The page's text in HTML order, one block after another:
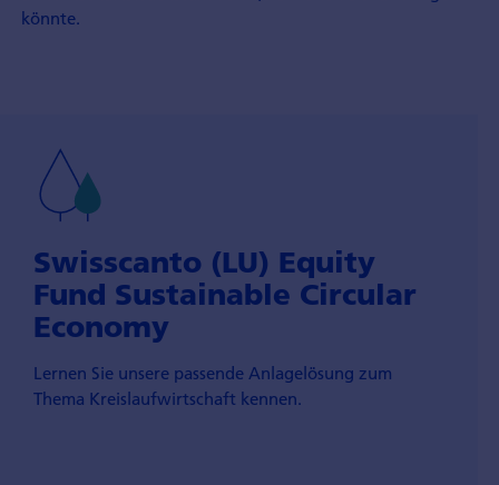
könnte.
Swisscanto (LU) Equity
Fund Sustainable Circular
Economy
Lernen Sie unsere passende Anlagelösung zum
Thema Kreislaufwirtschaft kennen.